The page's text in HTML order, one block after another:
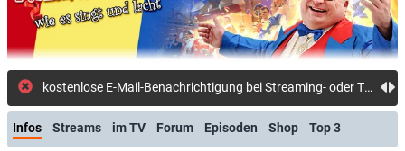
kostenlose E-Mail-Benachrichtigung bei Streaming- oder TV-Start
Infos Streams im TV Forum Episoden Shop Top 3